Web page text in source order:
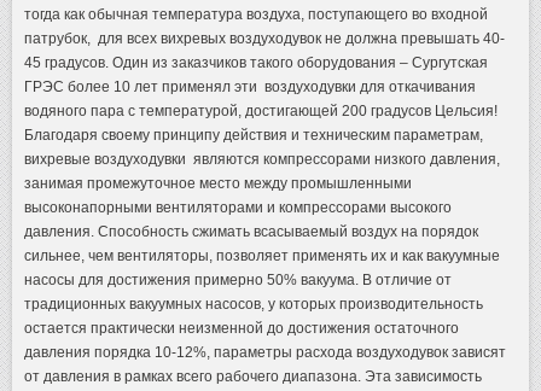
тогда как обычная температура воздуха, поступающего во входной
патрубок, для всех вихревых воздуходувок не должна превышать 40-
45 градусов. Один из заказчиков такого оборудования – Сургутская
ГРЭС более 10 лет применял эти воздуходувки для откачивания
водяного пара с температурой, достигающей 200 градусов Цельсия!
Благодаря своему принципу действия и техническим параметрам,
вихревые воздуходувки являются компрессорами низкого давления,
занимая промежуточное место между промышленными
высоконапорными вентиляторами и компрессорами высокого
давления. Способность сжимать всасываемый воздух на порядок
сильнее, чем вентиляторы, позволяет применять их и как вакуумные
насосы для достижения примерно 50% вакуума. В отличие от
традиционных вакуумных насосов, у которых производительность
остается практически неизменной до достижения остаточного
давления порядка 10-12%, параметры расхода воздуходувок зависят
от давления в рамках всего рабочего диапазона. Эта зависимость